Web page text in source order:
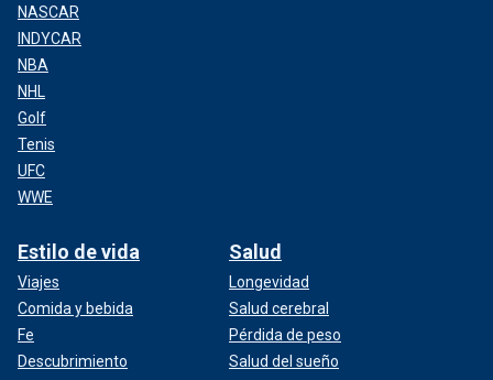
NASCAR
INDYCAR
NBA
NHL
Golf
Tenis
UFC
WWE
Estilo de vida
Viajes
Comida y bebida
Fe
Descubrimiento
Salud
Longevidad
Salud cerebral
Pérdida de peso
Salud del sueño